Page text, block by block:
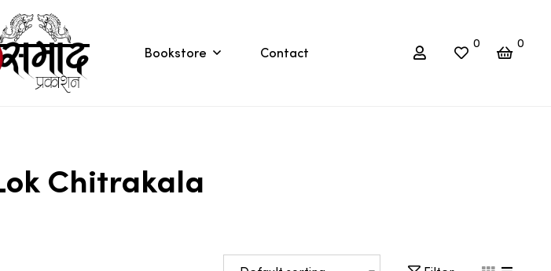
Bookstore Contact
0 0
Chitrakala